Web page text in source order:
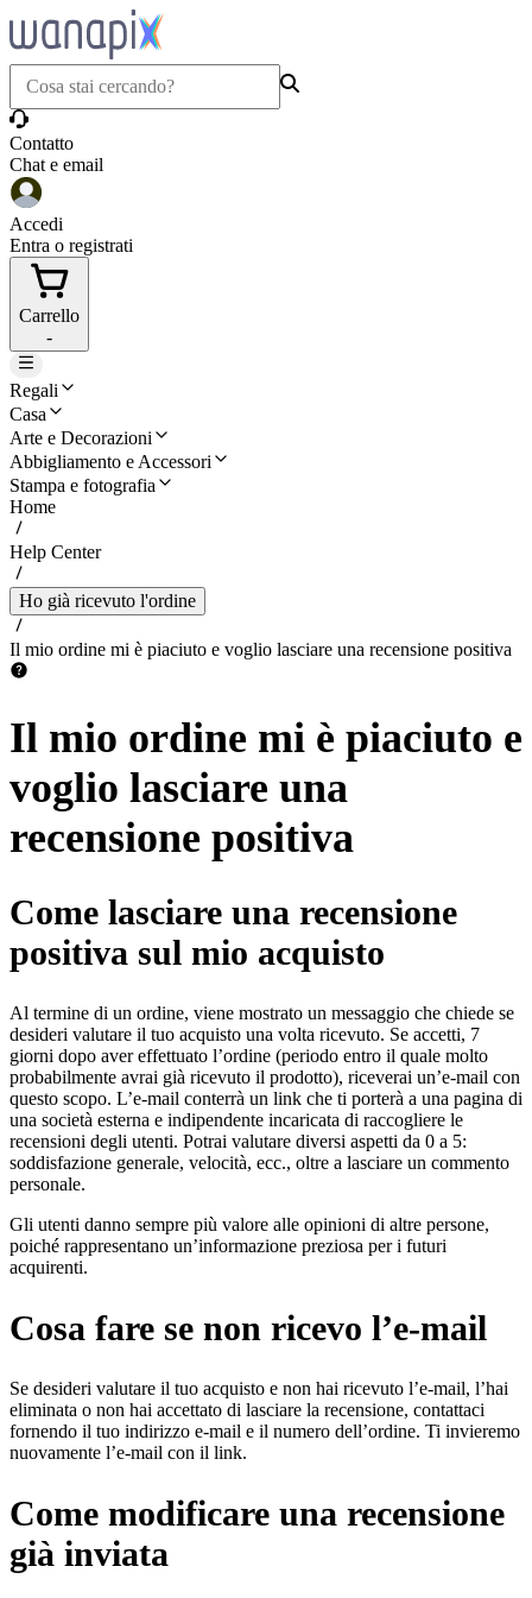
Contatto
Chat e email
Accedi
Entra o registrati
Carrello
-
Regali
Casa
Arte e Decorazioni
Abbigliamento e Accessori
Stampa e fotografia
Home
Help Center
Ho già ricevuto l'ordine
Il mio ordine mi è piaciuto e voglio lasciare una recensione positiva
Il mio ordine mi è piaciuto e
voglio lasciare una
recensione positiva
Come lasciare una recensione
positiva sul mio acquisto
Al termine di un ordine, viene mostrato un messaggio che chiede se
desideri valutare il tuo acquisto una volta ricevuto. Se accetti, 7
giorni dopo aver effettuato l’ordine (periodo entro il quale molto
probabilmente avrai già ricevuto il prodotto), riceverai un’e-mail con
questo scopo. L’e-mail conterrà un link che ti porterà a una pagina di
una società esterna e indipendente incaricata di raccogliere le
recensioni degli utenti. Potrai valutare diversi aspetti da 0 a 5:
soddisfazione generale, velocità, ecc., oltre a lasciare un commento
personale.
Gli utenti danno sempre più valore alle opinioni di altre persone,
poiché rappresentano un’informazione preziosa per i futuri
acquirenti.
Cosa fare se non ricevo l’e-mail
Se desideri valutare il tuo acquisto e non hai ricevuto l’e-mail, l’hai
eliminata o non hai accettato di lasciare la recensione, contattaci
fornendo il tuo indirizzo e-mail e il numero dell’ordine. Ti invieremo
nuovamente l’e-mail con il link.
Come modificare una recensione
già inviata